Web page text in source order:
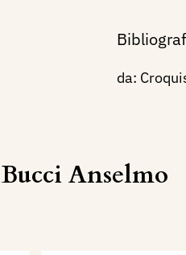
da:
Bucci Anselmo